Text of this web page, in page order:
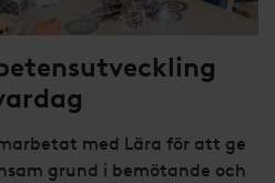
med Lära för att ge
grund i bemötande och